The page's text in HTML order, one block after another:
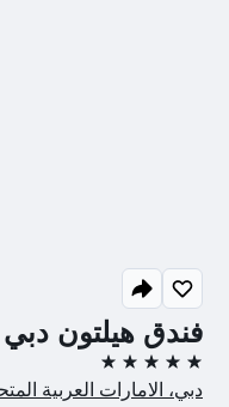
فندق هيلتون
5 نجوم
دبي، الامارات العربية